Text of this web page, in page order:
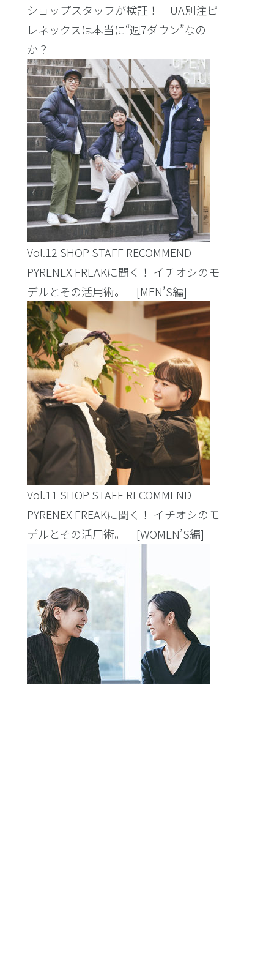
ショップスタッフが検証！ UA別注ピ
レネックスは本当に“週7ダウン”なの
か？
Vol.12 SHOP STAFF RECOMMEND
PYRENEX FREAKに聞く！ イチオシのモ
デルとその活用術。 [MEN’S編]
Vol.11 SHOP STAFF RECOMMEND
PYRENEX FREAKに聞く！ イチオシのモ
デルとその活用術。 [WOMEN’S編]